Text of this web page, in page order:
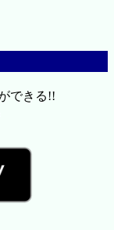
できる!!